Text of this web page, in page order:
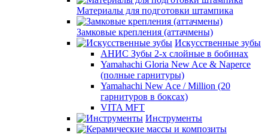
Материалы для подготовки штампика
Замковые крепления (аттачмены)
Искусственные зубы
АНИС Зубы 2-х слойные в бобинах
Yamahachi Gloria New Ace & Naperce
(полные гарнитуры)
Yamahachi New Ace / Million (20
гарнитуров в боксах)
VITA MFT
Инструменты